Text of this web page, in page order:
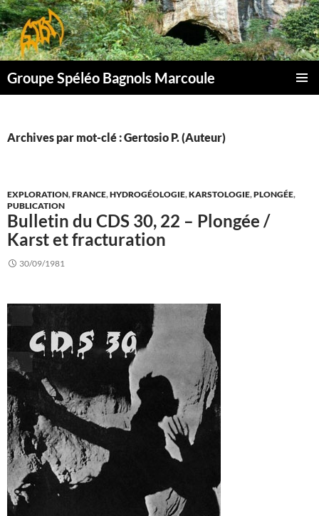
Aller
au
contenu
Groupe Spéléo Bagnols Marcoule
Archives par mot-clé : Gertosio P. (Auteur)
EXPLORATION,FRANCE,HYDROGÉOLOGIE,KARSTOLOGIE,PLONGÉE,
PUBLICATION
Bulletin du CDS 30, 22 – Plongée /
Karst et fracturation
30/09/1981